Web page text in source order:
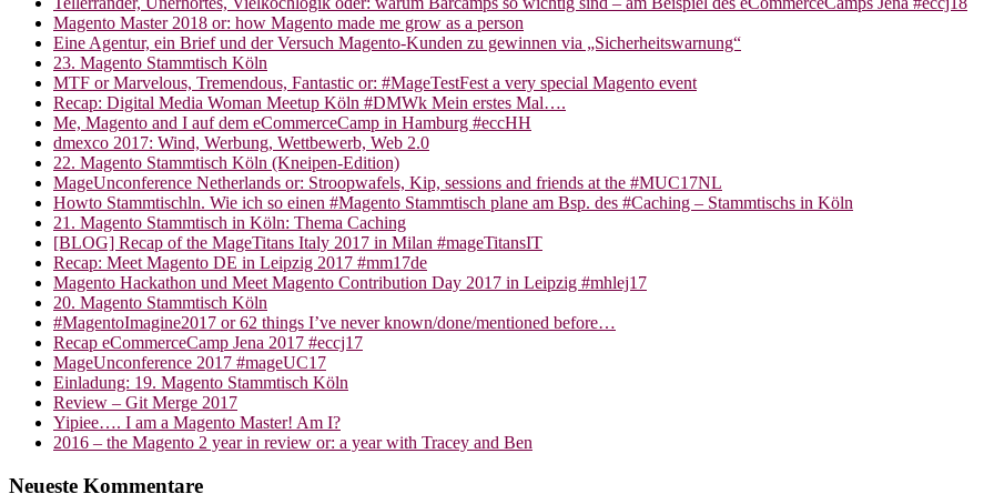
Magento Master 2018 or: how Magento made me grow as a person
Eine Agentur, ein Brief und der Versuch Magento-Kunden zu gewinnen via „Sicherheitswarnung“
23. Magento Stammtisch Köln
MTF or Marvelous, Tremendous, Fantastic or: #MageTestFest a very special Magento event
Recap: Digital Media Woman Meetup Köln #DMWk Mein erstes Mal….
Me, Magento and I auf dem eCommerceCamp in Hamburg #eccHH
dmexco 2017: Wind, Werbung, Wettbewerb, Web 2.0
22. Magento Stammtisch Köln (Kneipen-Edition)
MageUnconference Netherlands or: Stroopwafels, Kip, sessions and friends at the #MUC17NL
Howto Stammtischln. Wie ich so einen #Magento Stammtisch plane am Bsp. des #Caching – Stammtischs in Köln
21. Magento Stammtisch in Köln: Thema Caching
[BLOG] Recap of the MageTitans Italy 2017 in Milan #mageTitansIT
Recap: Meet Magento DE in Leipzig 2017 #mm17de
Magento Hackathon und Meet Magento Contribution Day 2017 in Leipzig #mhlej17
20. Magento Stammtisch Köln
#MagentoImagine2017 or 62 things I’ve never known/done/mentioned before…
Recap eCommerceCamp Jena 2017 #eccj17
MageUnconference 2017 #mageUC17
Einladung: 19. Magento Stammtisch Köln
Review – Git Merge 2017
Yipiee…. I am a Magento Master! Am I?
2016 – the Magento 2 year in review or: a year with Tracey and Ben
Neueste Kommentare